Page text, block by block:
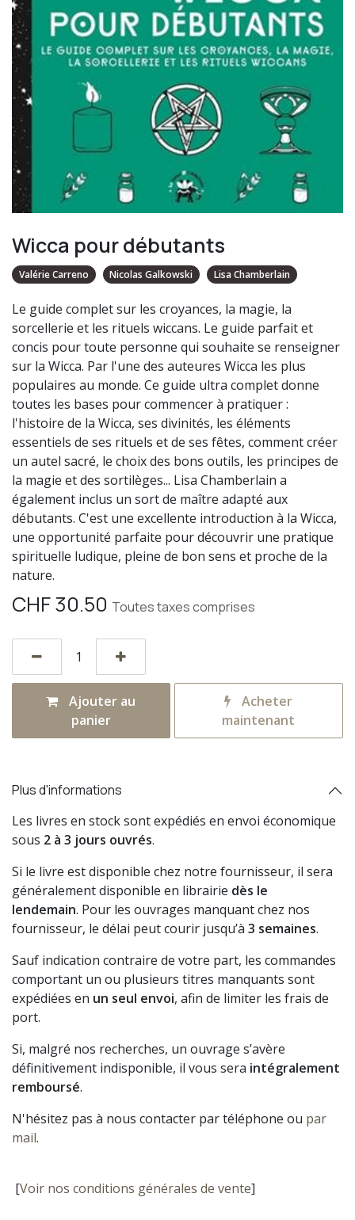
Wicca pour débutants
Valérie Carreno Nicolas Galkowski Lisa Chamberlain
Le guide complet sur les croyances, la magie, la
sorcellerie et les rituels wiccans. Le guide parfait et
concis pour toute personne qui souhaite se renseigner
sur la Wicca. Par l'une des auteures Wicca les plus
populaires au monde. Ce guide ultra complet donne
toutes les bases pour commencer à pratiquer :
l'histoire de la Wicca, ses divinités, les éléments
essentiels de ses rituels et de ses fêtes, comment créer
un autel sacré, le choix des bons outils, les principes de
la magie et des sortilèges... Lisa Chamberlain a
également inclus un sort de maître adapté aux
débutants. C'est une excellente introduction à la Wicca,
une opportunité parfaite pour découvrir une pratique
spirituelle ludique, pleine de bon sens et proche de la
nature.
CHF30.50 Toutes taxes comprises
Ajouter au
panier
Acheter
maintenant
Plus d'informations
Les livres en stock sont expédiés en envoi économique
sous 2 à 3 jours ouvrés.
Si le livre est disponible chez notre fournisseur, il sera
généralement disponible en librairie dès le
lendemain. Pour les ouvrages manquant chez nos
fournisseur, le délai peut courir jusqu’à 3 semaines.
Sauf indication contraire de votre part, les commandes
comportant un ou plusieurs titres manquants sont
expédiées en un seul envoi, afin de limiter les frais de
port.
Si, malgré nos recherches, un ouvrage s’avère
définitivement indisponible, il vous sera intégralement
remboursé.
N'hésitez pas à nous contacter par téléphone ou par
mail.
[Voir nos conditions générales de vente]